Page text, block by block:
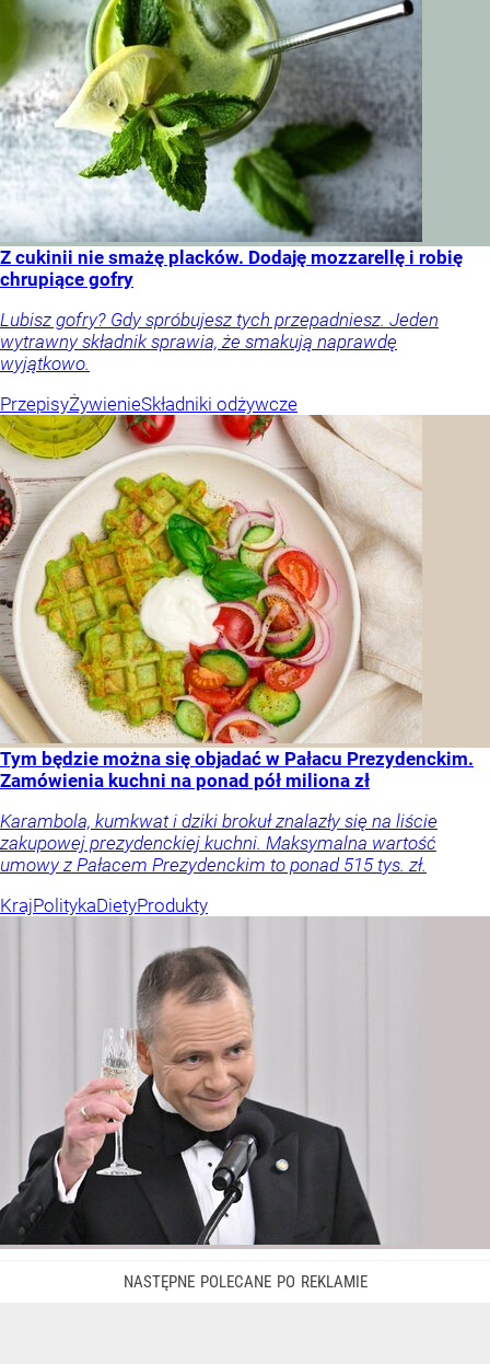
Z cukinii nie smażę placków. Dodaję mozzarellę i robię
chrupiące gofry
Lubisz gofry? Gdy spróbujesz tych przepadniesz. Jeden
wytrawny składnik sprawia, że smakują naprawdę
wyjątkowo.
PrzepisyŻywienieSkładniki odżywcze
Tym będzie można się objadać w Pałacu Prezydenckim.
Zamówienia kuchni na ponad pół miliona zł
Karambola, kumkwat i dziki brokuł znalazły się na liście
zakupowej prezydenckiej kuchni. Maksymalna wartość
umowy z Pałacem Prezydenckim to ponad 515 tys. zł.
KrajPolitykaDietyProdukty